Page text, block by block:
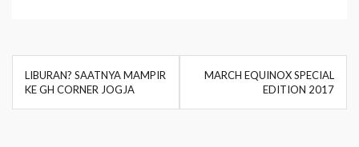
N
a
LIBURAN? SAATNYA MAMPIR
KE GH CORNER JOGJA
MARCH EQUINOX SPECIAL
EDITION 2017